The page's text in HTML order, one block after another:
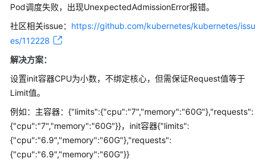
名
空
模
插
API&kubectl
Pod调度失败，出现UnexpectedAdmissionError报错。
社区相关issue： https://github.com/kubernetes/kubernetes/issu
es/112228
解决方案：
设置init容器CPU为小数，不绑定核心，但需保证Request值等于
Limit值。
例如：主容器：{"limits":{"cpu":"7","memory":"60G"},"requests":
{"cpu":"7","memory":"60G"}}，init容器{"limits":
{"cpu":"6.9","memory":"60G"},"requests":
{"cpu":"6.9","memory":"60G"}}